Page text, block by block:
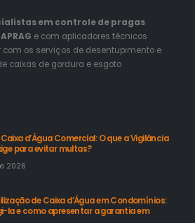
em controle de pragas
e com aplicadores técnicos
os serviços de desentupimento e
caixas de gordura e esgoto
d’Água Comercial: O que a Vigilância
para evitar multas?
2026
de Caixa d’Água em Condomínios:
la e como apresentar a garantia em